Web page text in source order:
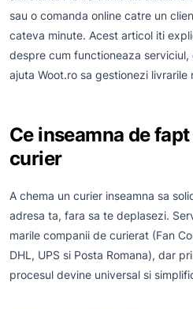
sau o comanda online catre un
cateva minute. Acest articol iti
despre cum functioneaza
ajuta Woot.ro sa gestionezi livrarile
Ce inseamna de
curier
A chema un curier inseamna sa
adresa ta, fara sa te deplasezi.
marile companii de curierat (Fan
DHL, UPS si Posta Romana), dar
procesul devine universal si